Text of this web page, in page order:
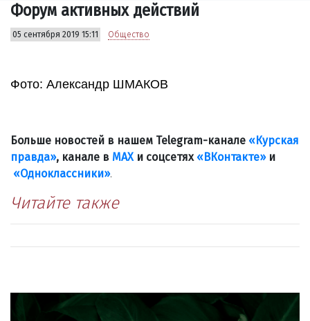
Форум активных действий
05 сентября 2019 15:11 Общество
Фото: Александр ШМАКОВ
Больше новостей в нашем Telegram-канале «Курская
правда», канале в МАХи соцсетях «ВКонтакте»и
«Одноклассники».
Читайте также